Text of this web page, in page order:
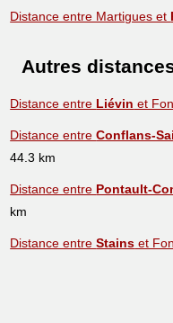
Distance entre Martigues et
Autres
Distance entre Liévin et
Distance entreConflans-
44.3 km
Distance entre Pontault-
km
Distance entreStains et